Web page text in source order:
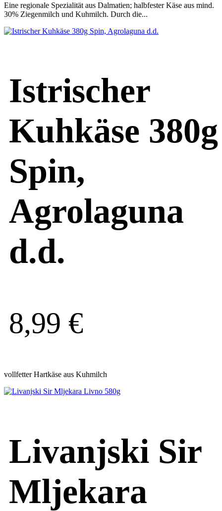
Eine regionale Spezialität aus Dalmatien; halbfester Käse aus mind.
30% Ziegenmilch und Kuhmilch. Durch die...
Istrischer
Kuhkäse 380g
Spin,
Agrolaguna
d.d.
8,99 €
vollfetter Hartkäse aus Kuhmilch
Livanjski Sir
Mljekara